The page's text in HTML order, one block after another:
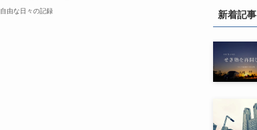
自由な日々の記録 新着記事